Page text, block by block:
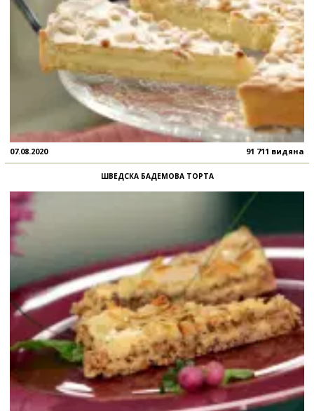
07.08.2020 91 711 видяна
ШВЕДСКА БАДЕМОВА ТОРТА